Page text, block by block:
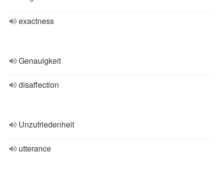
exactness
Genauigkeit
disaffection
Unzufriedenheit
utterance